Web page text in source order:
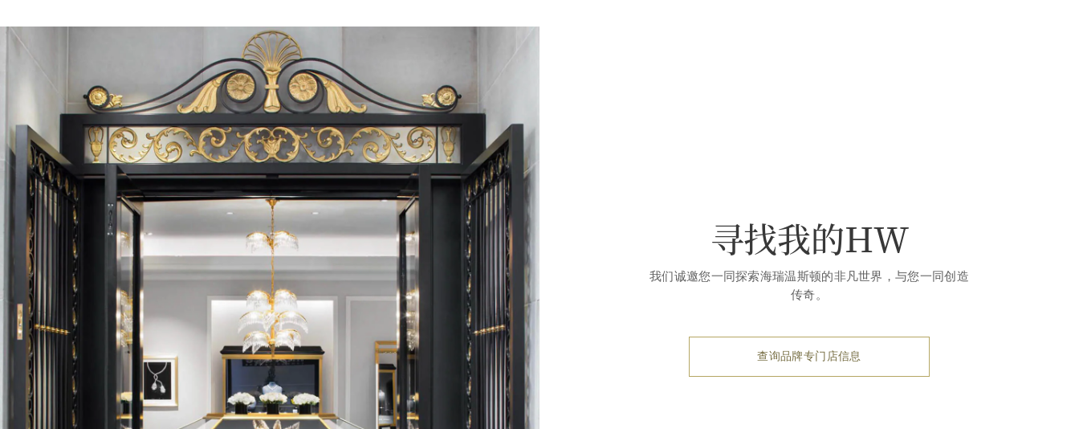
寻找我的HW
我们诚邀您一同探索海瑞温斯顿的非凡世界，与您一同创造
传奇。
查询品牌专门店信息